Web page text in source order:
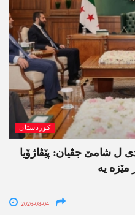
کوردستان
ل شامێ جڤیان: پێڤاژۆیا
یە
2026-08-04